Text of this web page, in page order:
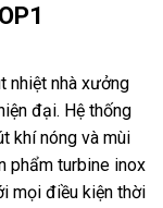
nhiệt nhà xưởng
đại. Hệ thống
khí nóng và mùi
phẩm turbine inox
mọi điều kiện thời